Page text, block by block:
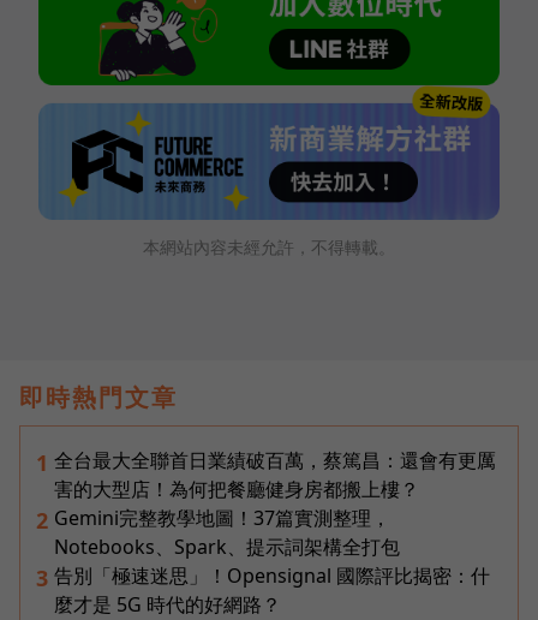
本網站內容未經允許，不得轉載。
即時熱門文章
1 全台最大全聯首日業績破百萬，蔡篤昌：還會有更厲
害的大型店！為何把餐廳健身房都搬上樓？
2 Gemini完整教學地圖！37篇實測整理，
Notebooks、Spark、提示詞架構全打包
3 告別「極速迷思」！Opensignal 國際評比揭密：什
麼才是 5G 時代的好網路？